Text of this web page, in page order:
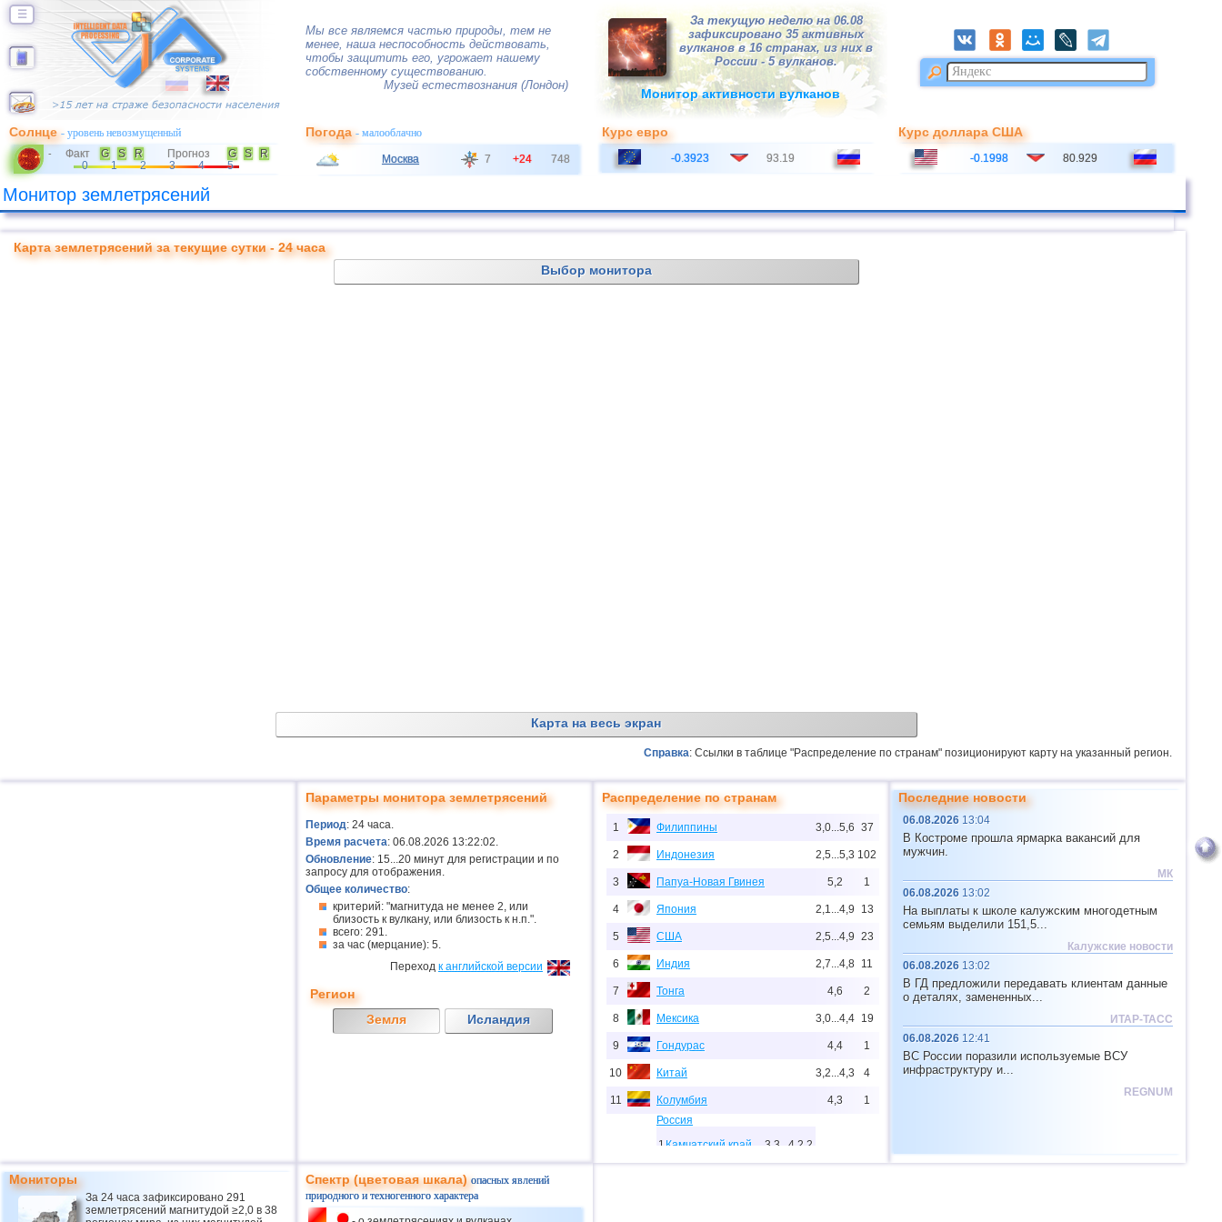
☰
Мы все являемся частью природы, тем не
менее, наша неспособность действовать,
чтобы защитить его, угрожает нашему
собственному существованию.
Музей естествознания (Лондон)
За текущую неделю на 06.08
зафиксировано 35 активных
вулканов в 16 странах, из них в
России - 5 вулканов.
Монитор активности вулканов
Солнце- уровень невозмущенный
- Факт G S R Прогноз G S
R
0
1 2 3 4 5
Погода- малооблачно
Москва 7 +24 748
Курс евро
-0.3923 93.19
Курс доллара США
-0.1998 80.929
Монитор землетрясений
Карта землетрясений за текущие сутки - 24 часа
Выбор монитора
Карта на весь экран
Справка: Ссылки в таблице "Распределение по странам" позиционируют карту на указанный регион.
Параметры монитора землетрясений
Период: 24 часа.
Время расчета: 06.08.2026 13:22:02.
Обновление: 15...20 минут для регистрации и по
запросу для отображения.
Общее количество:
критерий: "магнитуда не менее 2, или
близость к вулкану, или близость к н.п.".
всего: 291.
за час (мерцание): 5.
Переход к английской версии
Регион
Земля
Исландия
Распределение по странам
1 Филиппины 3,0...5,6 37
2 Индонезия 2,5...5,3 102
3 Папуа-Новая Гвинея 5,2 1
4 Япония 2,1...4,9 13
5 США 2,5...4,9 23
6 Индия 2,7...4,8 11
7 Тонга 4,6 2
8 Мексика 3,0...4,4 19
9 Гондурас 4,4 1
10 Китай 3,2...4,3 4
11 Колумбия 4,3 1
Россия
1 Камчатский край 3,3...4,2 2
Последние новости
06.08.2026 13:04
В Костроме прошла ярмарка вакансий для
мужчин.
МК
06.08.2026 13:02
На выплаты к школе калужским многодетным
семьям выделили 151,5...
Калужские новости
06.08.2026 13:02
В ГД предложили передавать клиентам данные
о деталях, замененных...
ИТАР-ТАСС
06.08.2026 12:41
ВС России поразили используемые ВСУ
инфраструктуру и...
REGNUM
Мониторы
За 24 часа зафиксировано 291
землетрясений магнитудой ≥2,0 в 38
Спектр (цветовая шкала)опасных явлений
природного и техногенного характера